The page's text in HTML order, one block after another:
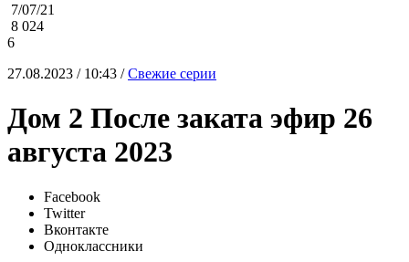
7/07/21
8 024
6
27.08.2023 / 10:43 /Свежие серии
Дом 2 После заката эфир 26
августа 2023
Facebook
Twitter
Вконтакте
Одноклассники